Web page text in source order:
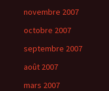
novembre 2007
octobre 2007
septembre 2007
août 2007
mars 2007